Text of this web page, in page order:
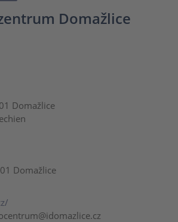
Domažlice
Domažlice
Domažlice